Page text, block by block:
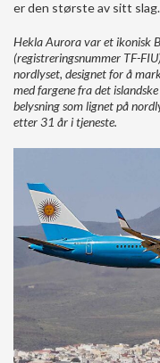
er den største av sitt
Hekla Aurora var et ikonisk
(registreringsnummer TF-
nordlyset, designet for å
med fargene fra det
belysning som lignet på
etter 31 år i tjeneste.